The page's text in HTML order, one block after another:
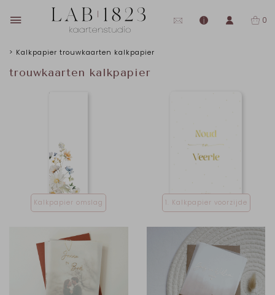
0
> Kalkpapier trouwkaarten kalkpapier
trouwkaarten kalkpapier
Kalkpapier omslag 1. Kalkpapier voorzijde